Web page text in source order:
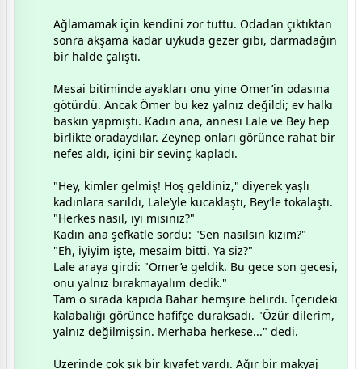
​Ağlamamak için kendini zor tuttu. Odadan çıktıktan
sonra akşama kadar uykuda gezer gibi, darmadağın
bir halde çalıştı.
​Mesai bitiminde ayakları onu yine Ömer’in odasına
götürdü. Ancak Ömer bu kez yalnız değildi; ev halkı
baskın yapmıştı. Kadın ana, annesi Lale ve Bey hep
birlikte oradaydılar. Zeynep onları görünce rahat bir
nefes aldı, içini bir sevinç kapladı.
​"Hey, kimler gelmiş! Hoş geldiniz," diyerek yaşlı
kadınlara sarıldı, Lale’yle kucaklaştı, Bey’le tokalaştı.
"Herkes nasıl, iyi misiniz?"
​Kadın ana şefkatle sordu: "Sen nasılsın kızım?"
​"Eh, iyiyim işte, mesaim bitti. Ya siz?"
​Lale araya girdi: "Ömer’e geldik. Bu gece son gecesi,
onu yalnız bırakmayalım dedik."
​Tam o sırada kapıda Bahar hemşire belirdi. İçerideki
kalabalığı görünce hafifçe duraksadı. "Özür dilerim,
yalnız değilmişsin. Merhaba herkese..." dedi.
​Üzerinde çok şık bir kıyafet vardı. Ağır bir makyaj